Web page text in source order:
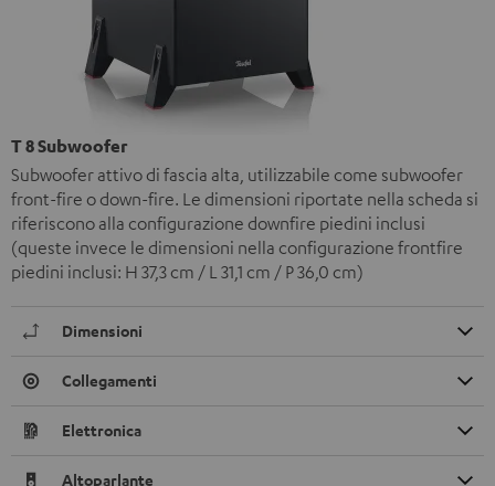
T 8 Subwoofer
Subwoofer attivo di fascia alta, utilizzabile come subwoofer
front-fire o down-fire. Le dimensioni riportate nella scheda si
riferiscono alla configurazione downfire piedini inclusi
(queste invece le dimensioni nella configurazione frontfire
piedini inclusi: H 37,3 cm / L 31,1 cm / P 36,0 cm)
Dimensioni
Collegamenti
Elettronica
Altoparlante